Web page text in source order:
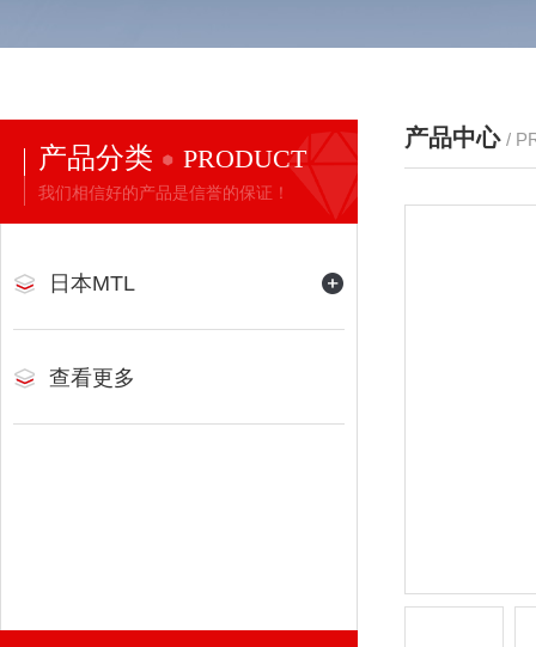
产品分类 PRODUCT
我们相信好的产品是信誉的保证！
日本MTL
查看更多
产品中心 /